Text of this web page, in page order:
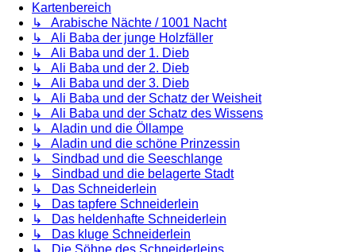
Kartenbereich
↳ Arabische Nächte / 1001 Nacht
↳ Ali Baba der junge Holzfäller
↳ Ali Baba und der 1. Dieb
↳ Ali Baba und der 2. Dieb
↳ Ali Baba und der 3. Dieb
↳ Ali Baba und der Schatz der Weisheit
↳ Ali Baba und der Schatz des Wissens
↳ Aladin und die Öllampe
↳ Aladin und die schöne Prinzessin
↳ Sindbad und die Seeschlange
↳ Sindbad und die belagerte Stadt
↳ Das Schneiderlein
↳ Das tapfere Schneiderlein
↳ Das heldenhafte Schneiderlein
↳ Das kluge Schneiderlein